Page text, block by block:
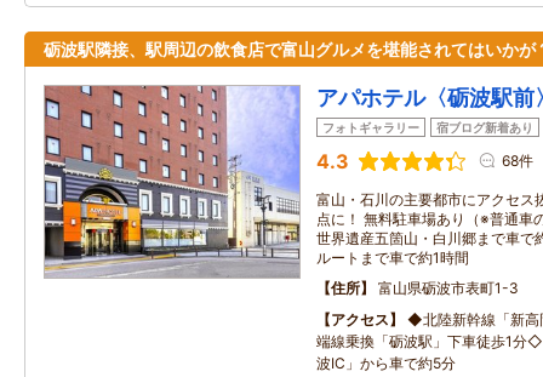
砺波駅隣接、駅周辺の飲食店で富山グルメを堪能されてはいかが
アパホテル〈砺波駅前
フォトギャラリー 宿ブログ新着あり
4.3 68件
富山・石川の主要都市にアクセス
点に！ 無料駐車場あり（※普通
世界遺産五箇山・白川郷まで車
ルートまで車で約1時間
住所
富山県砺波市表町1-3
アクセス
◆北陸新幹線「新
端線乗換「砺波駅」下車徒歩1分
波IC」から車で約5分